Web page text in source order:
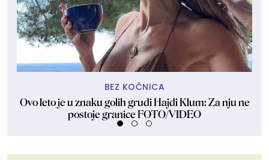
BEZ KOČNICA
Ovo leto je u znaku golih grudi Hajdi Klum: Za nju ne
postoje granice FOTO/VIDEO